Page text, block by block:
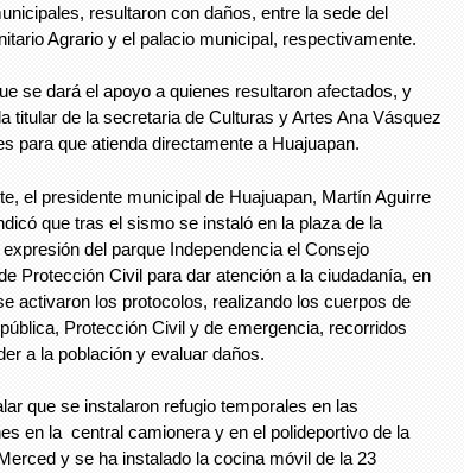
resultaron con daños, entre la sede del
Agrario y el palacio municipal, respectivamente.
se dará el apoyo a quienes resultaron afectados, y
titular de la secretaria de Culturas y Artes Ana Vásquez
para que atienda directamente a Huajuapan.
el presidente municipal de Huajuapan, Martín Aguirre
que tras el sismo se instaló en la plaza de la
expresión del parque Independencia el Consejo
Protección Civil para dar atención a la ciudadanía, en
activaron los protocolos, realizando los cuerpos de
Protección Civil y de emergencia, recorridos
a la población y evaluar daños.
que se instalaron refugio temporales en las
en la central camionera y en el polideportivo de la
y se ha instalado la cocina móvil de la 23